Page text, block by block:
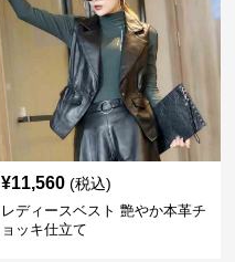
¥11,560 (税込)
レディースベスト 艶やか本革チ
ョッキ仕立て